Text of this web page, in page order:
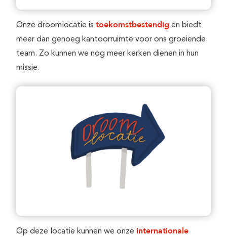
Onze droomlocatie is toekomstbestendig en biedt
meer dan genoeg kantoorruimte voor ons groeiende
team. Zo kunnen we nog meer kerken dienen in hun
missie.
Op deze locatie kunnen we onze internationale